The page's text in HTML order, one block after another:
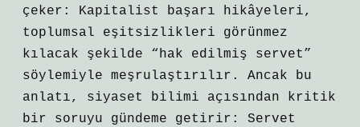
çeker: Kapitalist başarı hikâyeleri,
toplumsal eşitsizlikleri görünmez
kılacak şekilde “hak edilmiş servet”
söylemiyle meşrulaştırılır. Ancak bu
anlatı, siyaset bilimi açısından kritik
bir soruyu gündeme getirir: Servet